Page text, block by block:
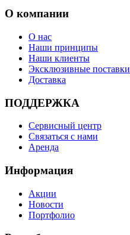
О компании
О нас
Наши принципы
Наши клиенты
Эксклюзивные поставки
Доставка
ПОДДЕРЖКА
Сервисный центр
Связаться с нами
Аренда
Информация
Акции
Новости
Портфолио